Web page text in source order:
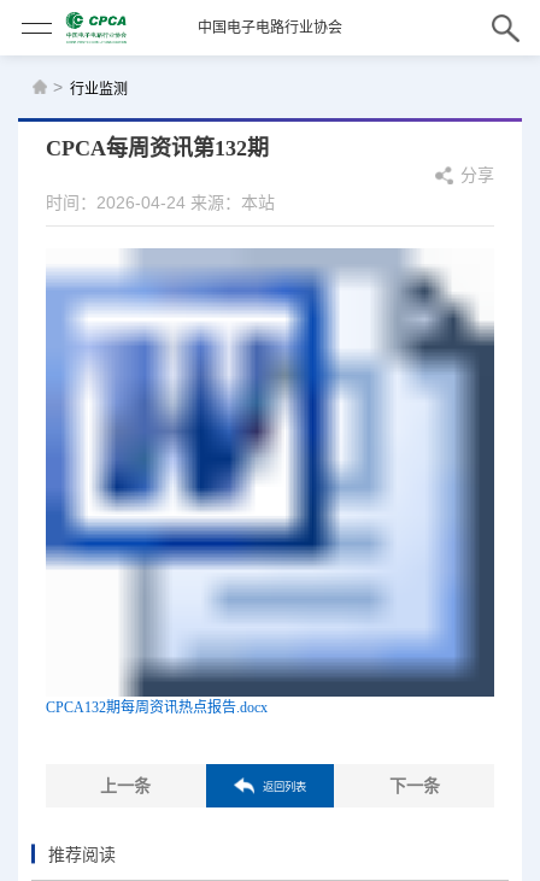
中国电子电路行业协会
> 行业监测
CPCA每周资讯第132期
分享
时间：2026-04-24 来源：本站
CPCA132期每周资讯热点报告.docx
上一条 返回列表 下一条
推荐阅读